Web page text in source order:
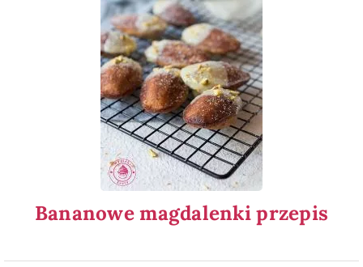
Bananowe magdalenki przepis